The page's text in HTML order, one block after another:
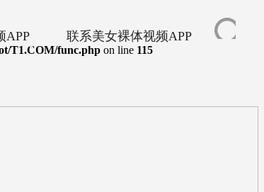
T1.COM/func.php on line 115
APP 联系美女裸体视频APP